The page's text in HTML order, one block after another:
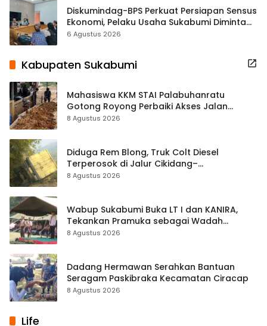
Diskumindag-BPS Perkuat Persiapan Sensus
Ekonomi, Pelaku Usaha Sukabumi Diminta
Terbuka Beri Data
6 Agustus 2026
Kabupaten Sukabumi
Mahasiswa KKM STAI Palabuhanratu
Gotong Royong Perbaiki Akses Jalan
Majelis Ta’lim di Sagaranten
8 Agustus 2026
Diduga Rem Blong, Truk Colt Diesel
Terperosok di Jalur Cikidang–
Palabuhanratu
8 Agustus 2026
Wabup Sukabumi Buka LT I dan KANIRA,
Tekankan Pramuka sebagai Wadah
Pembentukan Karakter
8 Agustus 2026
Dadang Hermawan Serahkan Bantuan
Seragam Paskibraka Kecamatan Ciracap
8 Agustus 2026
Life